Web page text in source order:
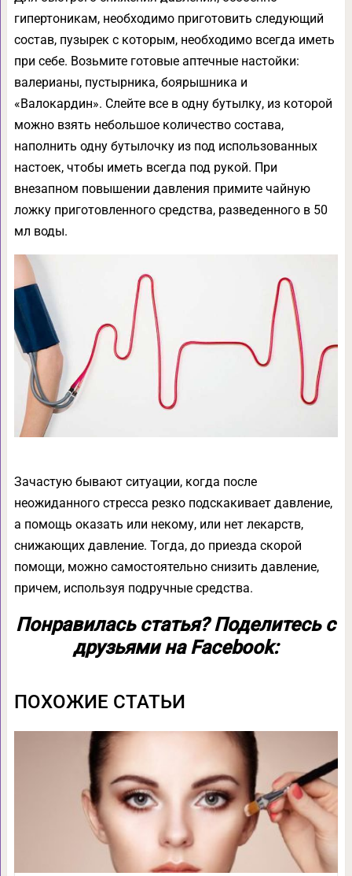
гипертоникам, необходимо приготовить следующий
состав, пузырек с которым, необходимо всегда иметь
при себе. Возьмите готовые аптечные настойки:
валерианы, пустырника, боярышника и
«Валокардин». Слейте все в одну бутылку, из которой
можно взять небольшое количество состава,
наполнить одну бутылочку из под использованных
настоек, чтобы иметь всегда под рукой. При
внезапном повышении давления примите чайную
ложку приготовленного средства, разведенного в 50
мл воды.
Зачастую бывают ситуации, когда после
неожиданного стресса резко подскакивает давление,
а помощь оказать или некому, или нет лекарств,
снижающих давление. Тогда, до приезда скорой
помощи, можно самостоятельно снизить давление,
причем, используя подручные средства.
Понравилась статья? Поделитесь с
друзьями на Facebook:
ПОХОЖИЕ СТАТЬИ